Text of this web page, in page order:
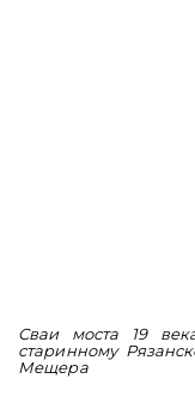
Сваи моста 19
старинному
Мещера